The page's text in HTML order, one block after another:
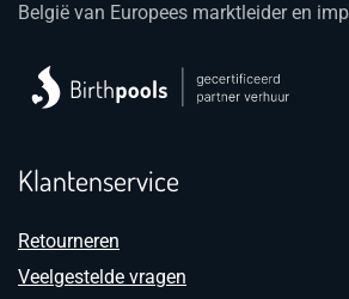
België van Europees marktleider en
Klantenservice
Retourneren
Veelgestelde vragen